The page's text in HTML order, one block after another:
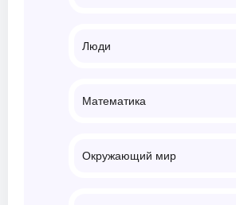
Люди
Математика
Окружающий мир